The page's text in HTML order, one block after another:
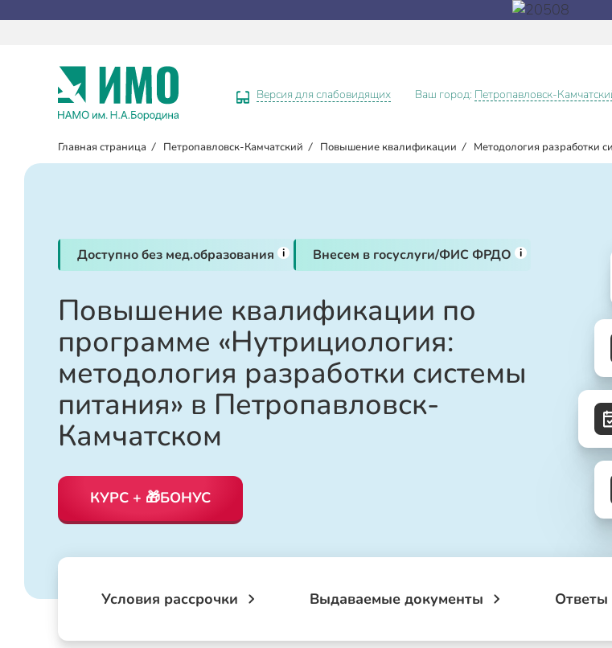
Версия для слабовидящих Ваш город: Петропавловск-
Главная страница / Петропавловск-Камчатский / Повышение квалификации / Методология разработки
Доступно без мед.образования i Внесем в госуслуги/ФИС ФРДО i
Повышение квалификации по
программе «Нутрициология:
методология разработки системы
питания» в Петропавловск-
Камчатском
КУРС + 🎁БОНУС
Условия рассрочки Выдаваемые документы Ответы